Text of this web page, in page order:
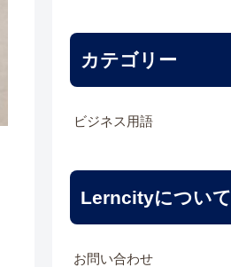
カテゴリー
ビジネス用語
Lerncityについて
お問い合わせ